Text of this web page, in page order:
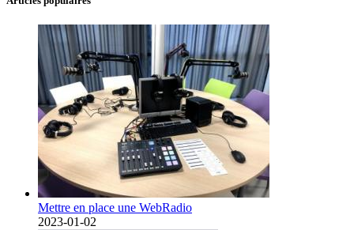
Mettre en place une WebRadio
2023-01-02